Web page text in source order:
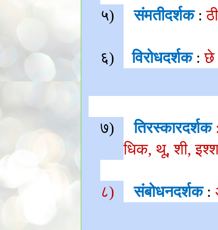
५) संमतीदर्शक:
६) विरोधदर्शक:छे
७) तिरस्कारदर्शक
धिक, थू,शी,
८) संबोधनदर्शक: